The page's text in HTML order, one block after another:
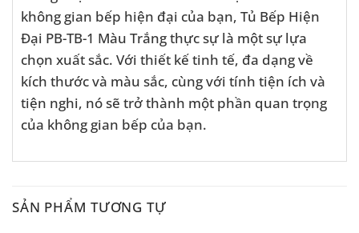
không gian bếp hiện đại của bạn, Tủ Bếp Hiện
Đại PB-TB-1 Màu Trắng thực sự là một sự lựa
chọn xuất sắc. Với thiết kế tinh tế, đa dạng về
kích thước và màu sắc, cùng với tính tiện ích và
tiện nghi, nó sẽ trở thành một phần quan trọng
của không gian bếp của bạn.
SẢN PHẨM TƯƠNG TỰ